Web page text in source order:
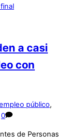
a casi
con
público,
0
de Personas